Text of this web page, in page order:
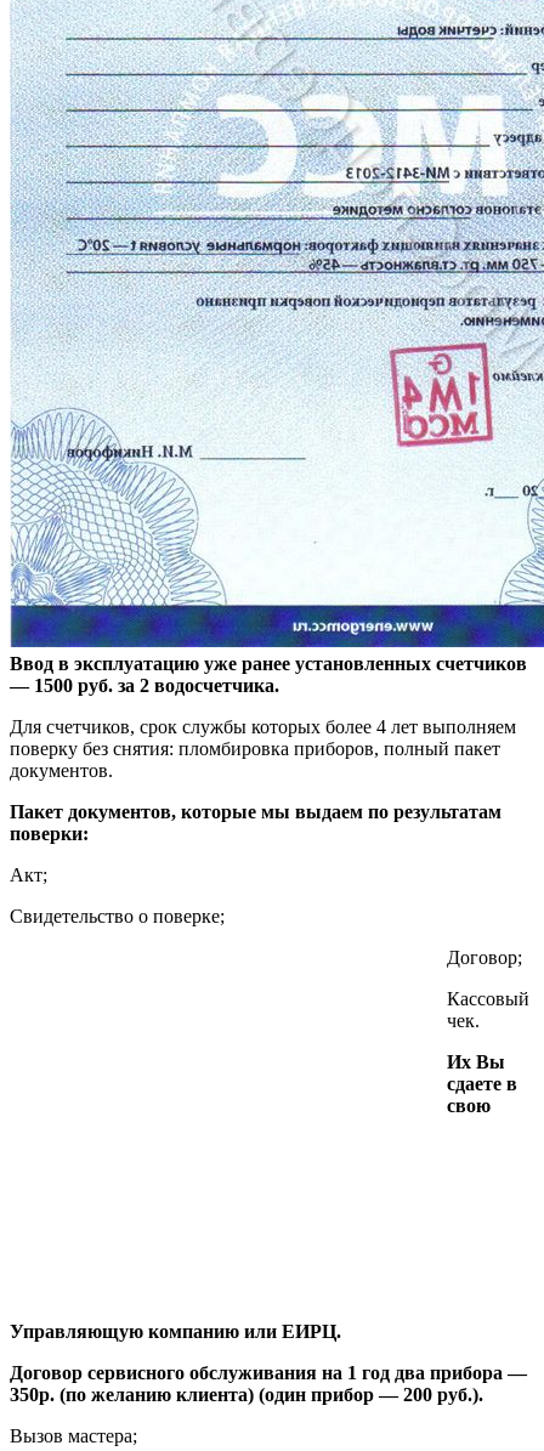
Ввод в эксплуатацию уже ранее установленных счетчиков
— 1500 руб. за 2 водосчетчика.
Для счетчиков, срок службы которых более 4 лет выполняем
поверку без снятия: пломбировка приборов, полный пакет
документов.
Пакет документов, которые мы выдаем по результатам
поверки:
Акт;
Свидетельство о поверке;
Договор;
Кассовый
чек.
Их Вы
сдаете в
свою
Управляющую компанию или ЕИРЦ.
Договор сервисного обслуживания на 1 год два прибора —
350р. (по желанию клиента) (один прибор — 200 руб.).
Вызов мастера;